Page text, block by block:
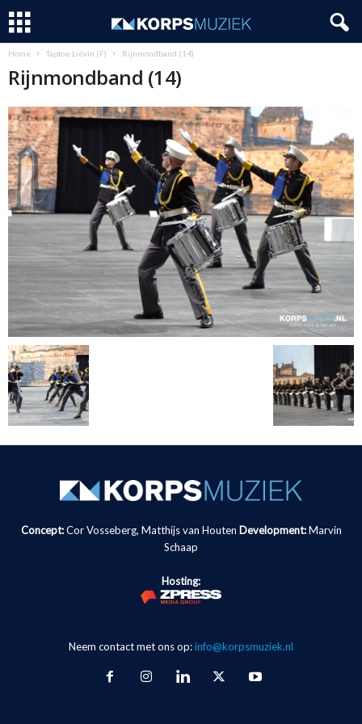
Home Taptoe Liévin (F) Rijnmondband (14)
Rijnmondband (14)
Concept:Cor Vosseberg, Matthijs van Houten Development: Marvin
Schaap
Hosting:
Neem contact met ons op:info@korpsmuziek.nl